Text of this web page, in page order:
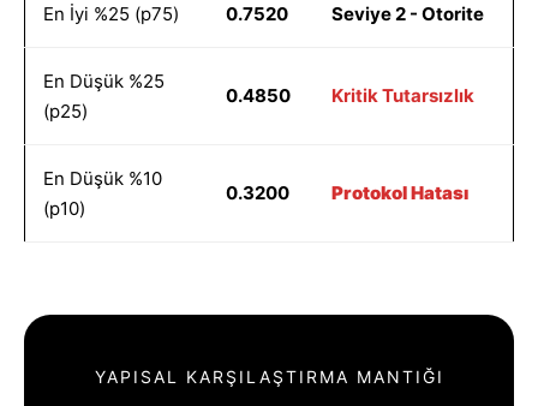
En İyi %25 (p75) 0.7520 Seviye 2 - Otorite
En Düşük %25
(p25)
0.4850 Kritik Tutarsızlık
En Düşük %10
(p10)
0.3200 Protokol Hatası
YAPISAL KARŞILAŞTIRMA MANTIĞI